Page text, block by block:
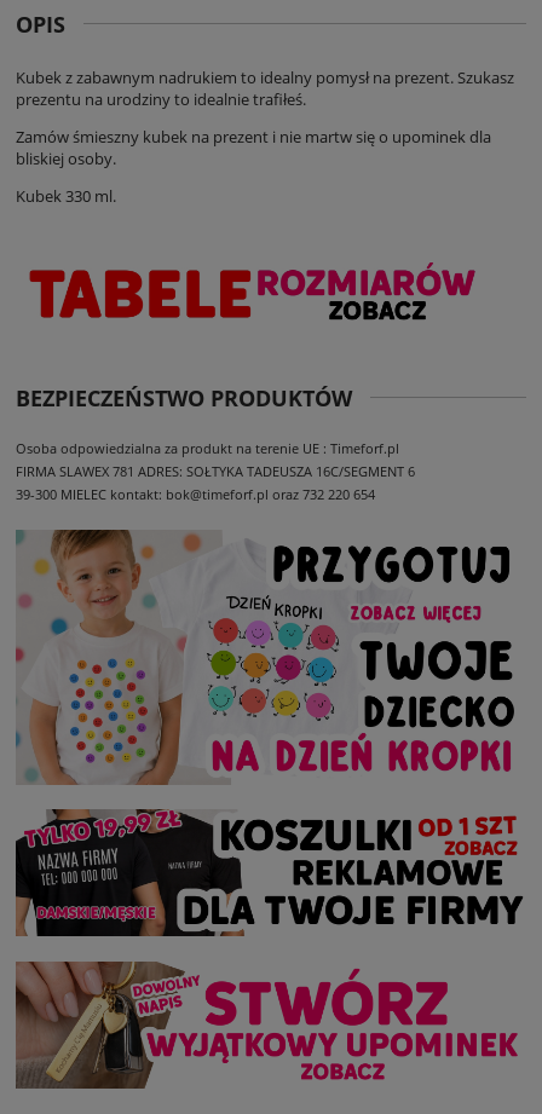
OPIS
Kubek z zabawnym nadrukiem to idealny pomysł na prezent. Szukasz
prezentu na urodziny to idealnie trafiłeś.
Zamów śmieszny kubek na prezent i nie martw się o upominek dla
bliskiej osoby.
Kubek 330 ml.
BEZPIECZEŃSTWO PRODUKTÓW
Osoba odpowiedzialna za produkt na terenie UE : Timeforf.pl
FIRMA SLAWEX 781 ADRES: SOŁTYKA TADEUSZA 16C/SEGMENT 6
39-300 MIELEC kontakt: bok@timeforf.pl oraz 732 220 654